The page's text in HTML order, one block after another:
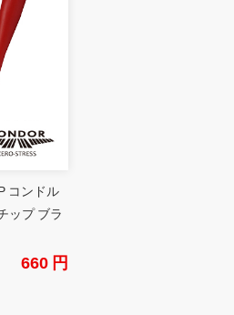
コンドル
ップ ブラ
660 円